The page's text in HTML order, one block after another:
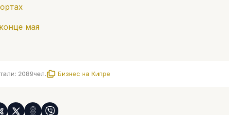
мая
2089чел. Бизнес на Кипре